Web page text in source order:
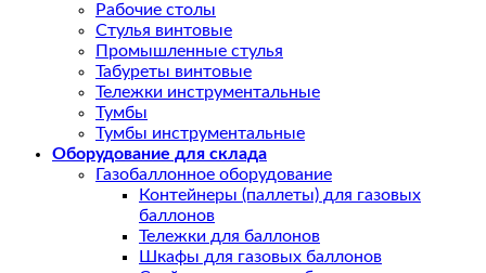
Рабочие столы
Стулья винтовые
Промышленные стулья
Табуреты винтовые
Тележки инструментальные
Тумбы
Тумбы инструментальные
Оборудование для склада
Газобаллонное оборудование
Контейнеры (паллеты) для газовых
баллонов
Тележки для баллонов
Шкафы для газовых баллонов